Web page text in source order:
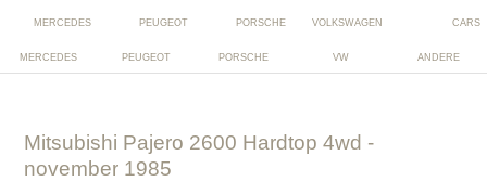
MERCEDES PEUGEOT PORSCHE VW ANDERE
Mitsubishi Pajero 2600 Hardtop 4wd -
november 1985